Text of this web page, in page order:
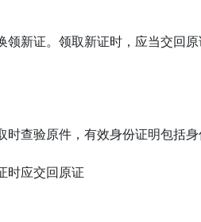
新证。领取新证时，应当交回原
查验原件，有效身份证明包括